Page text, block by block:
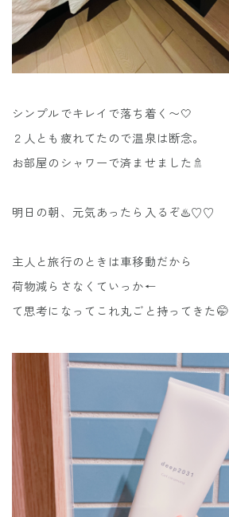
シンプルでキレイで落ち着く〜🤍
２人とも疲れてたので温泉は断念。
お部屋のシャワーで済ませました🚿
明日の朝、元気あったら入るぞ♨️♡♡
主人と旅行のときは車移動だから
荷物減らさなくていっか←
て思考になってこれ丸ごと持ってきた🤭